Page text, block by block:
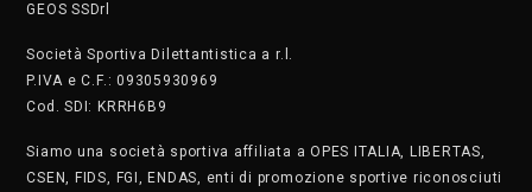
GEOS SSDrl
Società Sportiva Dilettantistica a r.l.
P.IVA e C.F.: 09305930969
Cod. SDI: KRRH6B9
Siamo una società sportiva affiliata a OPES ITALIA, LIBERTAS,
CSEN, FIDS, FGI, ENDAS, enti di promozione sportive riconosciuti